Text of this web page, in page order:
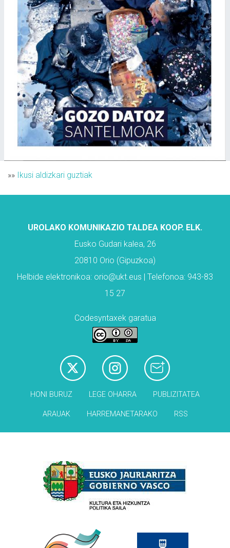
»» Ikusi aldizkari guztiak
UROLAKO KOMUNIKAZIO TALDEA KOOP. ELK.
Eusko Gudari kalea, 26
20810 Orio (Gipuzkoa)
Helbide elektronikoa: orio@ukt.eus | Telefonoa: 943-83
15 27
Codesyntaxek garatua
HONI BURUZ LEGE OHARRA PUBLIZITATEA
ARAUAK HARREMANETARAKO RSS